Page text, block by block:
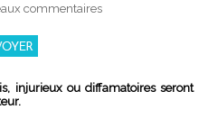
commentaires
injurieux ou diffamatoires seront